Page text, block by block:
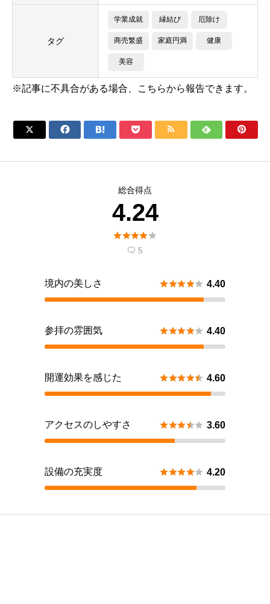
タグ
学業成就 縁結び 厄除け
商売繁盛 家庭円満 健康
美容
※記事に不具合がある場合、こちらから報告できます。
      
総合得点
4.24

 5
境内の美しさ  4.40
参拝の雰囲気  4.40
開運効果を感じた  4.60
アクセスのしやすさ  3.60
設備の充実度  4.20